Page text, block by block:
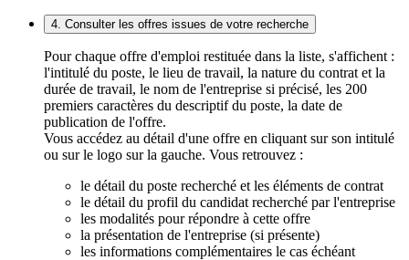
4. Consulter les offres issues de votre recherche
Pour chaque offre d'emploi restituée dans la liste, s'affichent :
l'intitulé du poste, le lieu de travail, la nature du contrat et la
durée de travail, le nom de l'entreprise si précisé, les 200
premiers caractères du descriptif du poste, la date de
publication de l'offre.
Vous accédez au détail d'une offre en cliquant sur son intitulé
ou sur le logo sur la gauche. Vous retrouvez :
le détail du poste recherché et les éléments de contrat
le détail du profil du candidat recherché par l'entreprise
les modalités pour répondre à cette offre
la présentation de l'entreprise (si présente)
les informations complémentaires le cas échéant